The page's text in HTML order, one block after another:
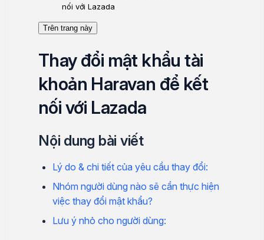
nối với Lazada
Trên trang này
Thay đổi mật khẩu tài
khoản Haravan để kết
nối với Lazada
Nội dung bài viết
Lý do & chi tiết của yêu cầu thay đổi:
Nhóm người dùng nào sẽ cần thực hiện
việc thay đổi mật khẩu?
Lưu ý nhỏ cho người dùng: